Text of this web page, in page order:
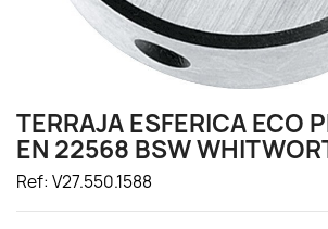
TERRAJA ESFERICA ECO
EN 22568 BSW
Ref: V27.550.1588